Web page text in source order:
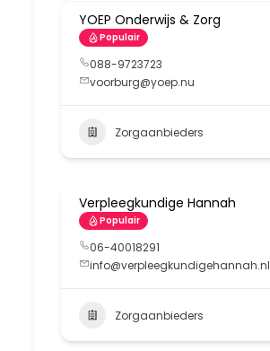
YOEP Onderwijs & Zorg
Populair
088-9723723
voorburg@yoep.nu
Zorgaanbieders
Verpleegkundige Hannah
Populair
06-40018291
info@verpleegkundigehannah.nl
Zorgaanbieders